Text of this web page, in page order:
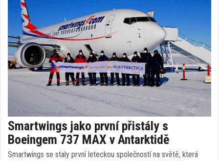
Smartwings jako první přistály s
Boeingem 737 MAX v Antarktidě
Smartwings se staly první leteckou společností na světě, která